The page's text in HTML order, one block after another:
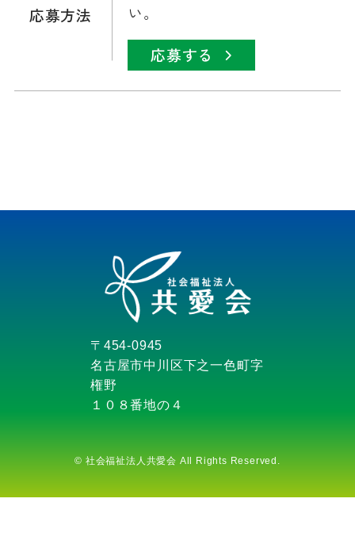
応募方法
い。
応募する
〒454-0945
名古屋市中川区下之一色町字
権野
１０８番地の４
© 社会福祉法人共愛会 All Rights Reserved.